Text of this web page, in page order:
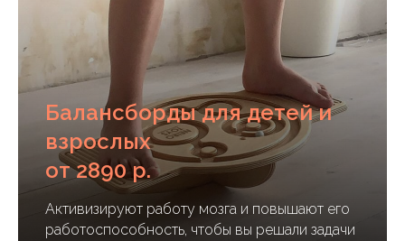
Балансборды для детей и
взрослых
от 2890 р.
Активизируют работу мозга и повышают его
работоспособность, чтобы вы решали задачи